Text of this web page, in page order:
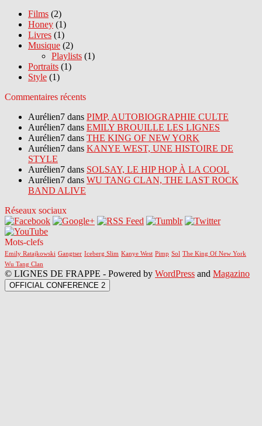
Films (2)
Honey (1)
Livres (1)
Musique (2)
Playlists (1)
Portraits (1)
Style (1)
Commentaires récents
Aurélien7 dans PIMP, AUTOBIOGRAPHIE CULTE
Aurélien7 dans EMILY BROUILLE LES LIGNES
Aurélien7 dans THE KING OF NEW YORK
Aurélien7 dans KANYE WEST, UNE HISTOIRE DE
STYLE
Aurélien7 dans SOLSAY, LE HIP HOP À LA COOL
Aurélien7 dans WU TANG CLAN, THE LAST ROCK
BAND ALIVE
Réseaux sociaux
Mots-clefs
Emily Ratajkowski Gangtser Iceberg Slim Kanye West Pimp Sol The King Of New York
Wu Tang Clan
© LIGNES DE FRAPPE - Powered by WordPress and Magazino
OFFICIAL CONFERENCE 2